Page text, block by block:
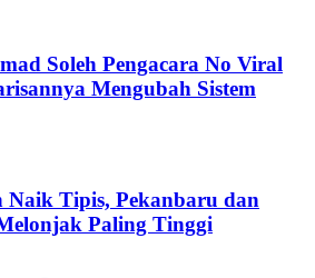
Soleh Pengacara No Viral
Mengubah Sistem
Naik Tipis, Pekanbaru dan
Paling Tinggi